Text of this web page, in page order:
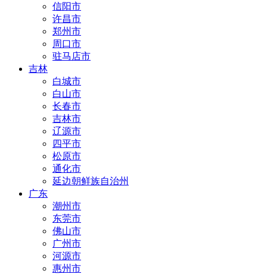
信阳市
许昌市
郑州市
周口市
驻马店市
吉林
白城市
白山市
长春市
吉林市
辽源市
四平市
松原市
通化市
延边朝鲜族自治州
广东
潮州市
东莞市
佛山市
广州市
河源市
惠州市